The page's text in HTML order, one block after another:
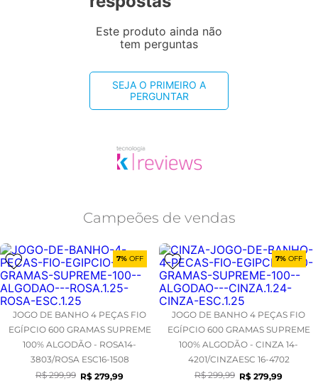
Este produto ainda não
tem perguntas
SEJA O PRIMEIRO A
PERGUNTAR
Campeões de vendas
7% OFF
JOGO DE BANHO 4 PEÇAS FIO
EGÍPCIO 600 GRAMAS SUPREME
100% ALGODÃO - ROSA14-
3803/ROSA ESC16-1508
R$ 299,99 R$ 279,99
7% OFF
JOGO DE BANHO 4 PEÇAS FIO
EGÍPCIO 600 GRAMAS SUPREME
100% ALGODÃO - CINZA 14-
4201/CINZAESC 16-4702
R$ 299,99 R$ 279,99